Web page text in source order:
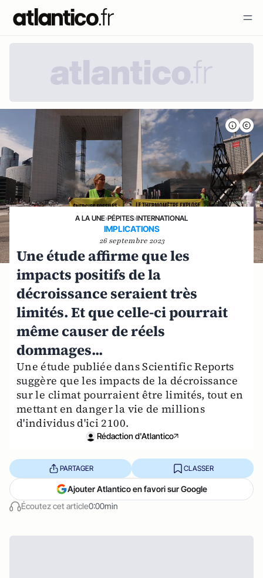
A LA UNE›PÉPITES›INTERNATIONAL
IMPLICATIONS
26 septembre 2023
Une étude affirme que les
impacts positifs de la
décroissance seraient très
limités. Et que celle-ci pourrait
même causer de réels
dommages...
Une étude publiée dans Scientific Reports
suggère que les impacts de la décroissance
sur le climat pourraient être limités, tout en
mettant en danger la vie de millions
d'individus d'ici 2100.
Rédaction d'Atlantico
Écoutez cet article0:00min
PARTAGER CLASSER
Ajouter Atlantico en favori sur Google